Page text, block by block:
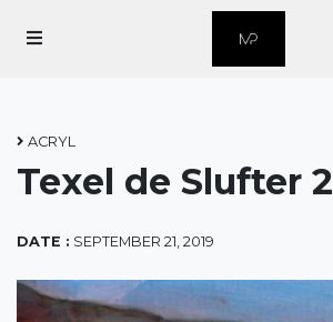
Over Marius
Over Grafiek
ACRYL
Texel de Slufter 2
DATE : SEPTEMBER 21, 2019